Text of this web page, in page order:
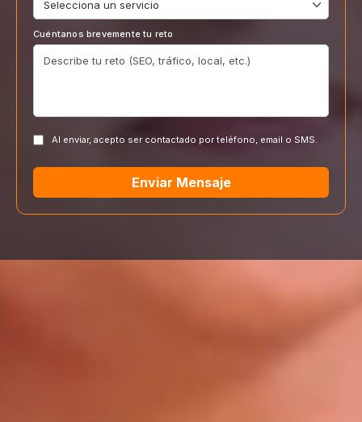
Cuéntanos brevemente tu reto
Al enviar, acepto ser contactado por teléfono, email o SMS.
Enviar Mensaje